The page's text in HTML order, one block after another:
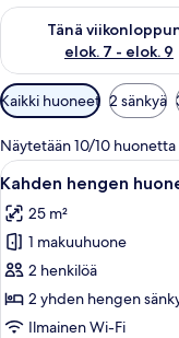
Tänä
elok. 7 - elok. 9
Tarkista tämän
Huoneille
saatavilla
olevia
suodattimia
Kaikki huoneet 2 sänkyä
Näytetään 10/10 huonetta
Avaa
kaikki
huonetyypin
Kahden
hengen
huone
(yksi
9
Kahden hengen
25 m²
1 makuuhuone
2 henkilöä
2 yhden hengen
Ilmainen Wi-Fi